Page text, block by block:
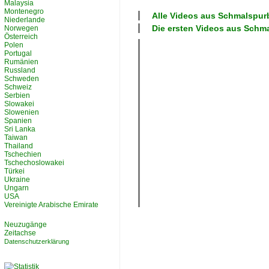
Alle Videos aus
Die ersten Videos aus
Malaysia
Montenegro
Niederlande
Norwegen
Österreich
Polen
Portugal
Rumänien
Russland
Schweden
Schweiz
Serbien
Slowakei
Slowenien
Spanien
Sri Lanka
Taiwan
Thailand
Tschechien
Tschechoslowakei
Türkei
Ukraine
Ungarn
USA
Vereinigte Arabische Emirate
Neuzugänge
Zeitachse
Datenschutzerklärung